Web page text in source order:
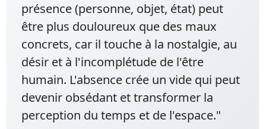
présence (personne, objet, état) peut
être plus douloureux que des maux
concrets, car il touche à la nostalgie, au
désir et à l'incomplétude de l'être
humain. L'absence crée un vide qui peut
devenir obsédant et transformer la
perception du temps et de l'espace."